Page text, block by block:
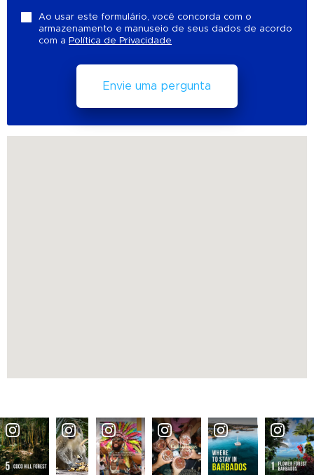
Ao usar este formulário, você concorda com o
armazenamento e manuseio de seus dados de acordo
com a Política de Privacidade